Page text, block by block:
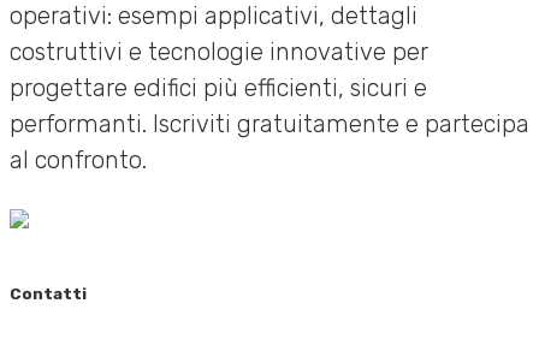
operativi: esempi applicativi, dettagli
costruttivi e tecnologie innovative per
progettare edifici più efficienti, sicuri e
performanti. Iscriviti gratuitamente e partecipa
al confronto.
Contatti